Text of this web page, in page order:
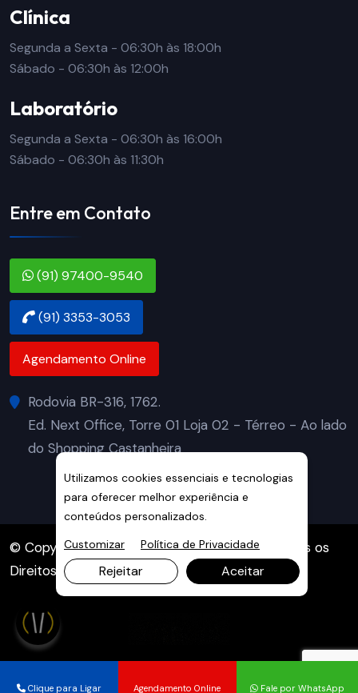
Clínica
Segunda a Sexta - 06:30h às 18:00h
Sábado - 06:30h às 12:00h
Laboratório
Segunda a Sexta - 06:30h às 16:00h
Sábado - 06:30h às 11:30h
Entre em Contato
(91) 97400-9540
(91) 3353-3053
Agendamento Online
Rodovia BR-316, 1762.
Ed. Next Office, Torre 01 Loja 02 - Térreo - Ao lado
do Shopping Castanheira
© Copyright 2026. DIVIA Marketing Digital. Todos os
Direitos Reservados
Clique para Ligar Agendamento Online Fale por WhatsApp
Utilizamos cookies essenciais e tecnologias
para oferecer melhor experiência e
conteúdos personalizados.
Customizar
Política de Privacidade
Rejeitar Aceitar